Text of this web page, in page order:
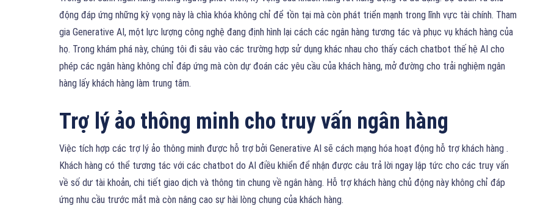
động đáp ứng những kỳ vọng này là chìa khóa không chỉ để tồn tại mà còn phát triển mạnh trong lĩnh vực tài chính. Tham
gia Generative AI, một lực lượng công nghệ đang định hình lại cách các ngân hàng tương tác và phục vụ khách hàng của
họ. Trong khám phá này, chúng tôi đi sâu vào các trường hợp sử dụng khác nhau cho thấy cách chatbot thế hệ AI cho
phép các ngân hàng không chỉ đáp ứng mà còn dự đoán các yêu cầu của khách hàng, mở đường cho trải nghiệm ngân
hàng lấy khách hàng làm trung tâm.
Trợ lý ảo thông minh cho truy vấn ngân hàng
Việc tích hợp các trợ lý ảo thông minh được hỗ trợ bởi Generative AI sẽ cách mạng hóa hoạt động hỗ trợ khách hàng .
Khách hàng có thể tương tác với các chatbot do AI điều khiển để nhận được câu trả lời ngay lập tức cho các truy vấn
về số dư tài khoản, chi tiết giao dịch và thông tin chung về ngân hàng. Hỗ trợ khách hàng chủ động này không chỉ đáp
ứng nhu cầu trước mắt mà còn nâng cao sự hài lòng chung của khách hàng.